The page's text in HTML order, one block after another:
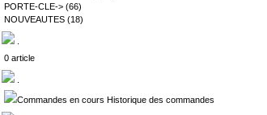
PORTE-CLE-> (66)
NOUVEAUTES (18)
0 article
Commandes en cours Historique des commandes